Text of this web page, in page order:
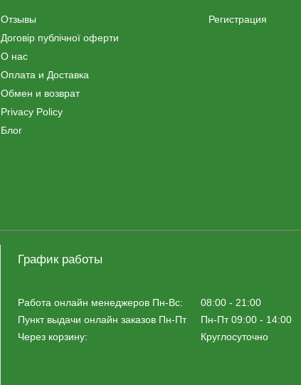
Отзывы
Договір публічної оферти
О нас
Оплата и Доставка
Обмен и возврат
Privacy Policy
Блог
Регистрация
График работы
Работа онлайн менеджеров Пн-Вс:
08:00 - 21:00
Пункт выдачи онлайн заказов Пн-Пт
Пн-Пт 09:00 - 14:00
Через корзину:
Круглосуточно